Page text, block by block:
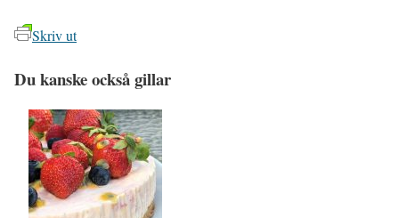
Skriv ut
Du kanske också gillar